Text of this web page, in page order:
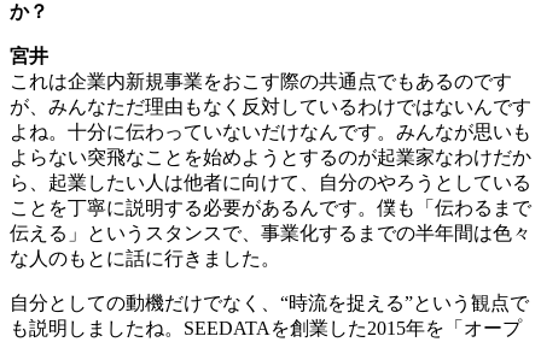
か？
宮井
これは企業内新規事業をおこす際の共通点でもあるのです
が、みんなただ理由もなく反対しているわけではないんです
よね。十分に伝わっていないだけなんです。みんなが思いも
よらない突飛なことを始めようとするのが起業家なわけだか
ら、起業したい人は他者に向けて、自分のやろうとしている
ことを丁寧に説明する必要があるんです。僕も「伝わるまで
伝える」というスタンスで、事業化するまでの半年間は色々
な人のもとに話に行きました。
自分としての動機だけでなく、“時流を捉える”という観点で
も説明しましたね。SEEDATAを創業した2015年を「オープ